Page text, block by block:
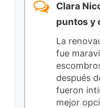
Clara
puntos y
La
fue
después
fueron
mejor